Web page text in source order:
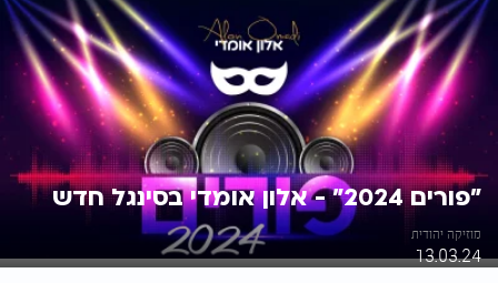
"פורים 2024" - אלון אומדי בסינגל חדש
מוזיקה יהודית
13.03.24